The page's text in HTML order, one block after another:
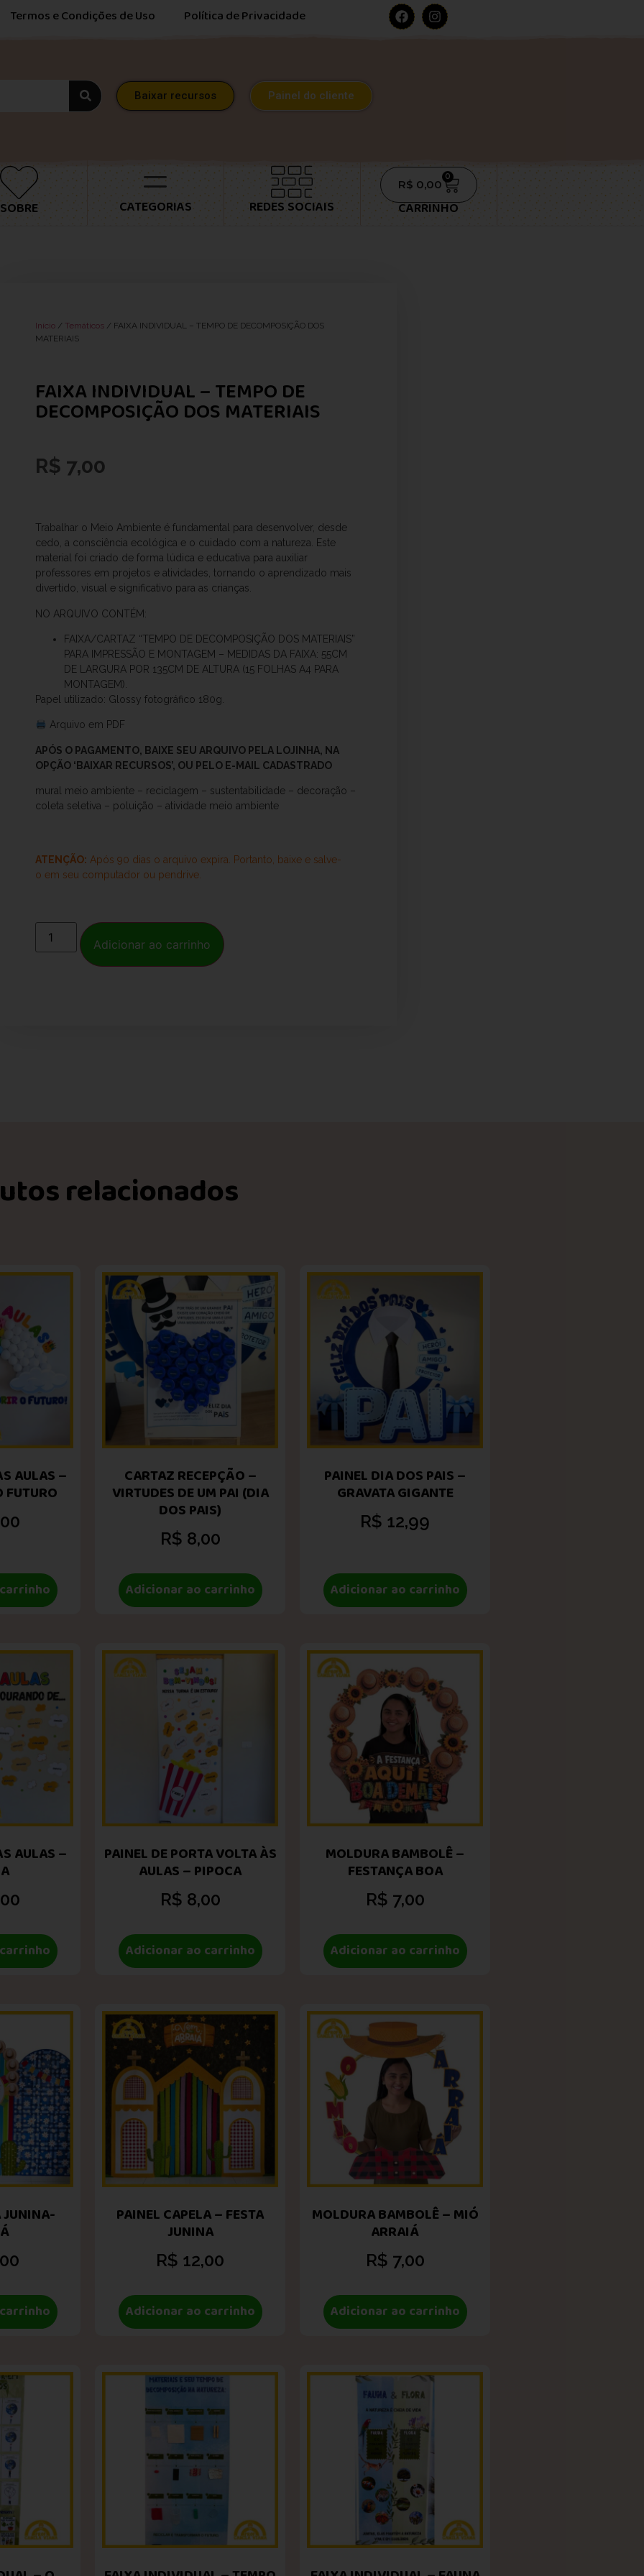
Termos e Condições de Uso Política de Privacidade
Baixar recursos Painel do cliente
SOBRE CATEGORIAS REDES SOCIAIS
R$ 0,00
0
CARRINHO
Início / Temáticos / FAIXA INDIVIDUAL – TEMPO DE DECOMPOSIÇÃO DOS
MATERIAIS
FAIXA INDIVIDUAL – TEMPO DE
DECOMPOSIÇÃO DOS MATERIAIS
R$ 7,00
Trabalhar o Meio Ambiente é fundamental para desenvolver, desde
cedo, a consciência ecológica e o cuidado com a natureza. Este
material foi criado de forma lúdica e educativa para auxiliar
professores em projetos e atividades, tornando o aprendizado mais
divertido, visual e significativo para as crianças.
NO ARQUIVO CONTÉM:
FAIXA/CARTAZ “TEMPO DE DECOMPOSIÇÃO DOS MATERIAIS”
PARA IMPRESSÃO E MONTAGEM – MEDIDAS DA FAIXA: 55CM
DE LARGURA POR 135CM DE ALTURA (15 FOLHAS A4 PARA
MONTAGEM).
Papel utilizado: Glossy fotográfico 180g.
Arquivo em PDF
APÓS O PAGAMENTO, BAIXE SEU ARQUIVO PELA LOJINHA, NA
OPÇÃO ‘BAIXAR RECURSOS’, OU PELO E-MAIL CADASTRADO
mural meio ambiente – reciclagem – sustentabilidade – decoração –
coleta seletiva – poluição – atividade meio ambiente
ATENÇÃO: Após 90 dias o arquivo expira. Portanto, baixe e salve-
o em seu computador ou pendrive.
Adicionar ao carrinho
relacionados
AULAS – CARTAZ RECEPÇÃO –
VIRTUDES DE UM PAI (DIA
DOS PAIS)
R$ 8,00
Adicionar ao carrinho
PAINEL DIA DOS PAIS –
GRAVATA GIGANTE
R$ 12,99
Adicionar ao carrinho
AULAS – PAINEL DE PORTA VOLTA ÀS
AULAS – PIPOCA
R$ 8,00
Adicionar ao carrinho
MOLDURA BAMBOLÊ –
FESTANÇA BOA
R$ 7,00
Adicionar ao carrinho
JUNINA- PAINEL CAPELA – FESTA
JUNINA
R$ 12,00
Adicionar ao carrinho
MOLDURA BAMBOLÊ – MIÓ
ARRAIÁ
R$ 7,00
Adicionar ao carrinho